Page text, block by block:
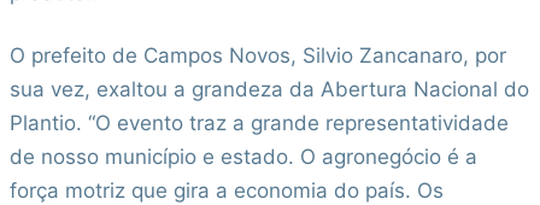
O prefeito de Campos Novos, Silvio Zancanaro, por
sua vez, exaltou a grandeza da Abertura Nacional do
Plantio. “O evento traz a grande representatividade
de nosso município e estado. O agronegócio é a
força motriz que gira a economia do país. Os